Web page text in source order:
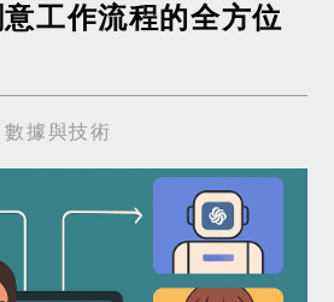
工作流程的全方位
數據與技術